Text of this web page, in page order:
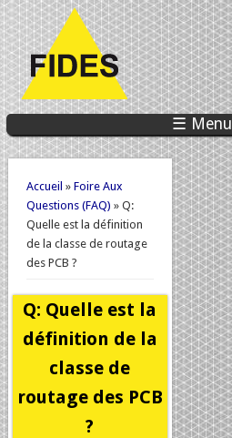
☰ Menu
Vous êtes ici
Accueil » Foire Aux
Questions (FAQ) » Q:
Quelle est la définition
de la classe de routage
des PCB ?
Q: Quelle est la
définition de la
classe de
routage des PCB
?